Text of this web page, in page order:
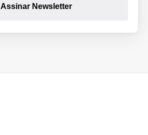
Assinar Newsletter